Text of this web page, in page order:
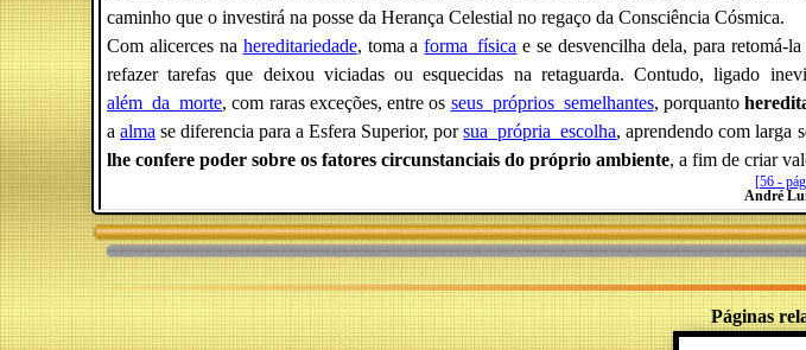
caminho que o investirá na posse da Herança Celestial no regaço da Consciência Cósmica.
Com alicerces na hereditariedade, toma aforma_física e se desvencilha dela, para retomá-
refazer tarefas que deixou viciadas ou esquecidas na retaguarda.Contudo, ligado
além_da_morte, com raras exceções, entre os seus_próprios_semelhantes, porquanto
aalma se diferencia para a Esfera Superior, porsua_própria_escolha, aprendendo com larga
lhe confere poder sobre os fatores circunstanciais do próprio ambiente, a fim de criar
[56 -
André
Páginas